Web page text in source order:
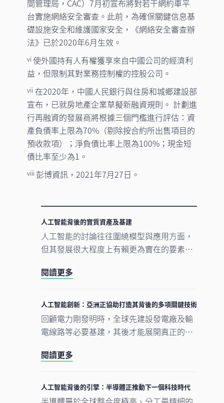
間管理局，CAC）7月初宣布將對若干網約車平
台實施網絡安全審查。此前，為確保關鍵信息基
礎設施安全和維護國家安全，《網絡安全審查辦
法》已於2020年6月生效。
vi 使外國持有人有權獲享來自中國公司的經濟利
益，但限制其對業務控制權的控股公司。
vii 在2020年，中國人民銀行與住房和城鄉建設部
宣布，已就房地產企業草擬新融資規則。 計劃進
行再融資的發展商將根據三個門檻進行評估：資
產負債率上限為70%（剔除按合約所出售項目的
預收款項）；淨負債比率上限為100%；現金短
債比率至少為1。
viii 彭博資訊，2021年7月27日。
人工智能背後的實質資產及基建
人工智能的討論往往圍繞模型與應用方面，
但其發展很大程度上有賴更為實在的要素。
撐人工智能發展的實體基礎。隨著結構性因
工智能建設的支柱。
閱讀更多
人工智能創新：亞洲正協助打造其背後的多項關鍵技術
回顧電力剛發明時，全球先建設發電廠及輸
電線路等必要基建，其後才能展開真正的轉
企業對晶片、數據中心及電網的大規模投
奠下基礎。在我們看來，市場討論焦點正愈
來愈由「人工智能採用能否延續」轉向「支
閱讀更多
人工智能背後的引擎：半導體正推動下一個科技時代